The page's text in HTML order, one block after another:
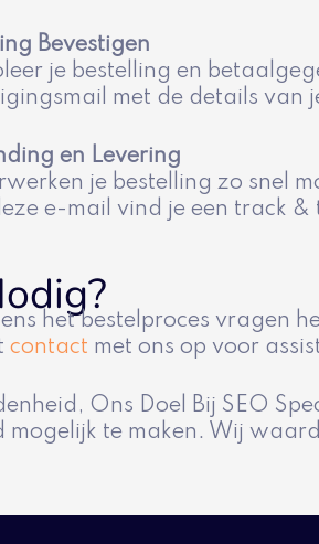
Bevestigen
je bestelling en
met de details van
en Levering
je bestelling zo snel
e-mail vind je een track &
het bestelproces vragen
contact met ons op voor
Ons Doel Bij SEO
mogelijk te maken. Wij